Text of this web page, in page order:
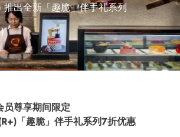
推出全新「趣脆」伴手礼系列
员尊享期间限定
「趣脆」伴手礼系列7折优惠